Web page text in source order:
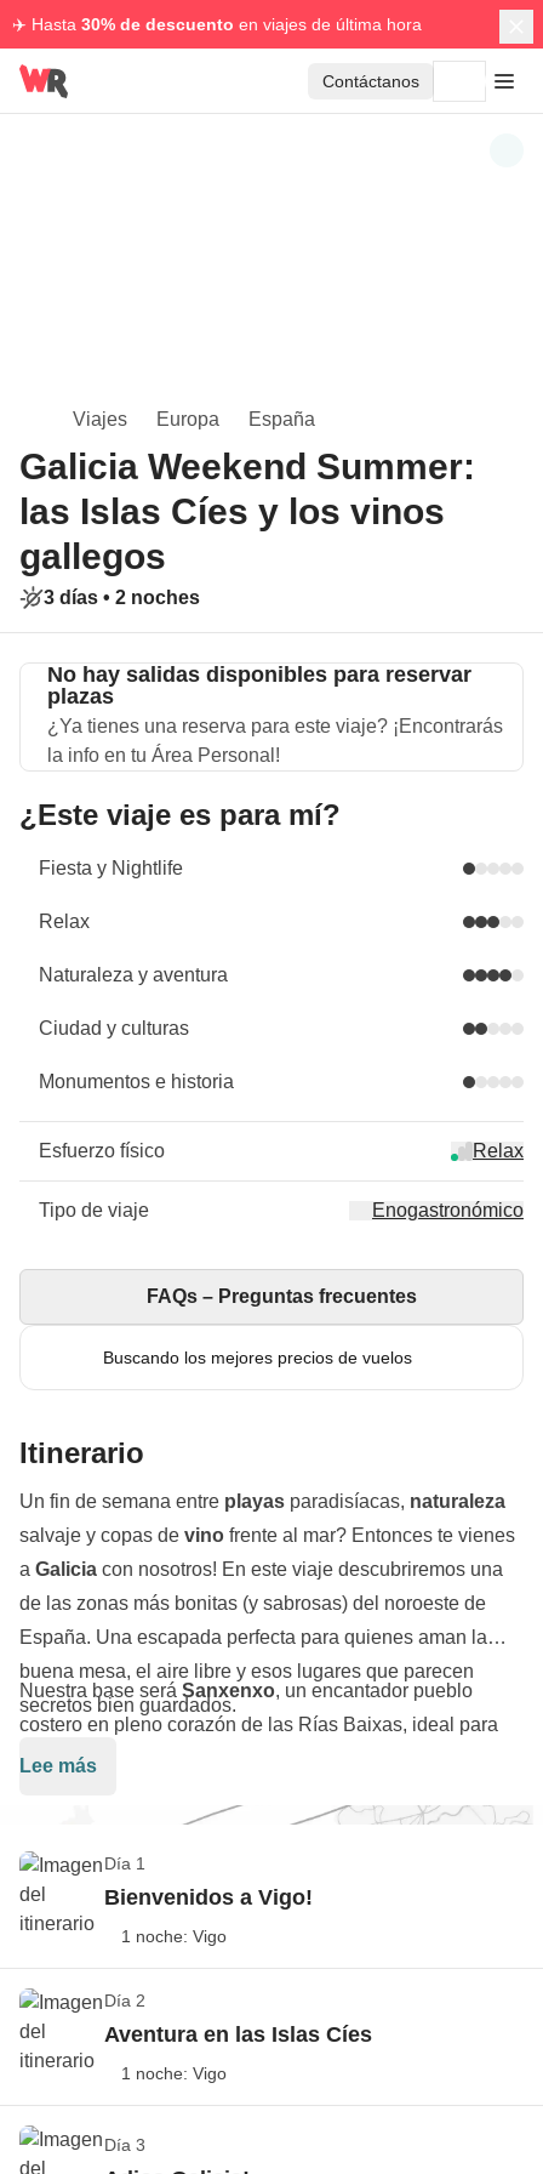
✈️ Hasta 30% de descuento en viajes de última hora
Contáctanos
Viajes Europa España
Galicia Weekend Summer:
las Islas Cíes y los vinos
gallegos
3 días • 2 noches
No hay salidas disponibles para reservar
plazas
¿Ya tienes una reserva para este viaje? ¡Encontrarás
la info en tu Área Personal!
¿Este viaje es para mí?
Fiesta y Nightlife
Relax
Naturaleza y aventura
Ciudad y culturas
Monumentos e historia
Esfuerzo físico Relax
Tipo de viaje Enogastronómico
Buscando los mejores precios de vuelos
FAQs – Preguntas frecuentes
Itinerario
Un fin de semana entre playas paradisíacas, naturaleza
salvaje y copas de vino frente al mar? Entonces te vienes
a Galicia con nosotros! En este viaje descubriremos una
de las zonas más bonitas (y sabrosas) del noroeste de
España. Una escapada perfecta para quienes aman la
buena mesa, el aire libre y esos lugares que parecen
secretos bien guardados.
Nuestra base será Sanxenxo, un encantador pueblo
costero en pleno corazón de las Rías Baixas, ideal para
combinar relax, ambiente y mariscos frescos. Desde aquí
paraíso natural dentro del
Parque Nacional de las Islas
Atlánticas, donde nos esperan playas de arena blanca,
aguas turquesa y senderos entre acantilados y bosques. Y
como estamos en tierra de buen comer y mejor beber, no
acompañados de
pan de verdad… ¡y muchas risas con el grupo!
Lee más
Día 1
Bienvenidos a Vigo!
1 noche: Vigo
Un primer vistazo a Galicia
Ver el mapa
El transporte de ida y vuelta a
en el paquete, por lo que podrás decidir desde qué
aeropuerto o estación salir, a qué hora y con el medio
Día 2
Aventura en las Islas Cíes
1 noche: Vigo
Excursión a las Islas Cíes (o a la Isla de Ons)
Ver el mapa
Día 3